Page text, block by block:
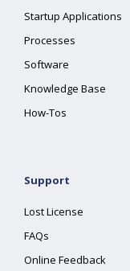
Startup Applications
Processes
Software
Knowledge Base
How-Tos
Support
Lost License
FAQs
Online Feedback